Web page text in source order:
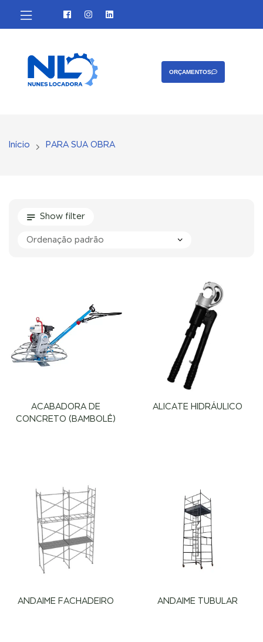
ORÇAMENTOS
Início PARA SUA OBRA
Show filter
ACABADORA DE
CONCRETO (BAMBOLÊ)
ALICATE HIDRÁULICO
ANDAIME FACHADEIRO ANDAIME TUBULAR